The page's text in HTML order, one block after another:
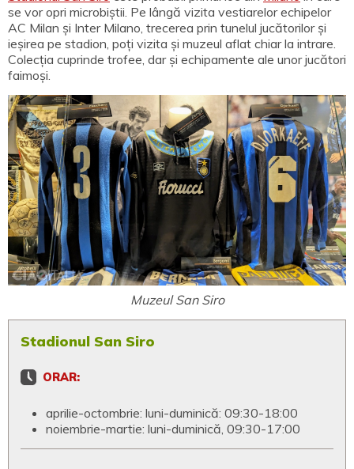
se vor opri microbiștii. Pe lângă vizita vestiarelor echipelor
AC Milan și Inter Milano, trecerea prin tunelul jucătorilor și
ieșirea pe stadion, poți vizita și muzeul aflat chiar la intrare.
Colecția cuprinde trofee, dar și echipamente ale unor jucători
faimoși.
Muzeul San Siro
Stadionul San Siro
ORAR:
aprilie-octombrie: luni-duminică: 09:30-18:00
noiembrie-martie: luni-duminică, 09:30-17:00